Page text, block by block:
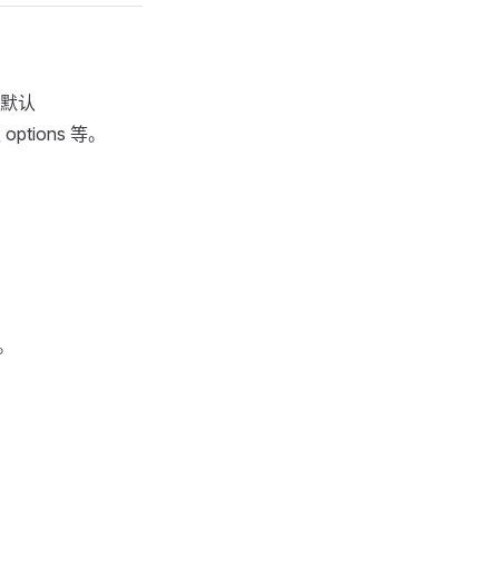
认
等。